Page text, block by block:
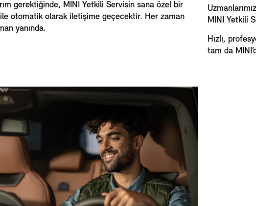
gerektiğinde, MINI Yetkili Servisin sana özel bir
otomatik olarak iletişime geçecektir. Her zaman
yanında.
MINI Yetkili
Hızlı,
tam da